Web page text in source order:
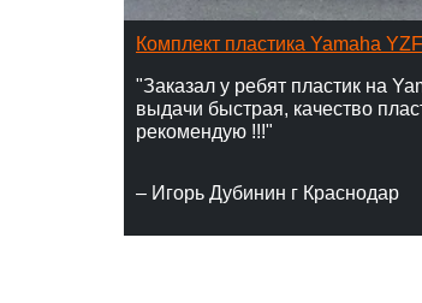
Комплект пластика Yamaha
"Заказал у ребят пластик на
выдачи быстрая, качество
рекомендую !!!"
– Игорь Дубинин г Краснодар